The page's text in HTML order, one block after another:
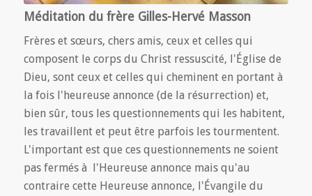
Méditation du frère Gilles-Hervé Masson
Frères et sœurs, chers amis, ceux et celles qui
composent le corps du Christ ressuscité, l'Église de
Dieu, sont ceux et celles qui cheminent en portant à
la fois l'heureuse annonce (de la résurrection) et,
bien sûr, tous les questionnements qui les habitent,
les travaillent et peut être parfois les tourmentent.
L'important est que ces questionnements ne soient
pas fermés à l'Heureuse annonce mais qu'au
contraire cette Heureuse annonce, l'Évangile du